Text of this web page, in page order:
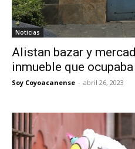
Noticias
Alistan bazar y
inmueble que
Soy Coyoacanense - abril 26, 2023